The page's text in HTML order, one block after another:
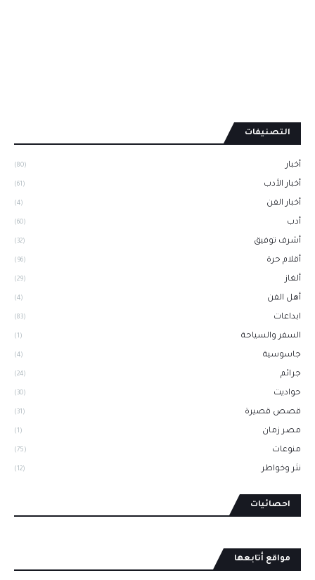
التصنيفات
أخبار (80)
أخبار الأدب (61)
أخبار الفن (4)
أدب (60)
أشرف توفيق (32)
أقلام حرة (96)
ألغاز (29)
أهل الفن (4)
ابداعات (83)
السفر والسياحة (1)
جاسوسية (4)
جرائم (24)
حواديت (30)
قصص قصيرة (31)
مصر زمان (1)
منوعات (75)
نثر وخواطر (12)
احصائيات
مواقع أتابعها